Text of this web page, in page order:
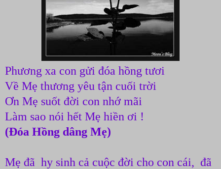
Phương xa con gửi đóa hồng tươi
Về Mẹ thương yêu tận cuối trời
Ơn Mẹ suốt đời con nhớ mãi
Làm sao nói hết Mẹ hiền ơi !
(Đóa Hồng dâng Mẹ)
Mẹ đã hy sinh cả cuộc đời cho con cái, đã